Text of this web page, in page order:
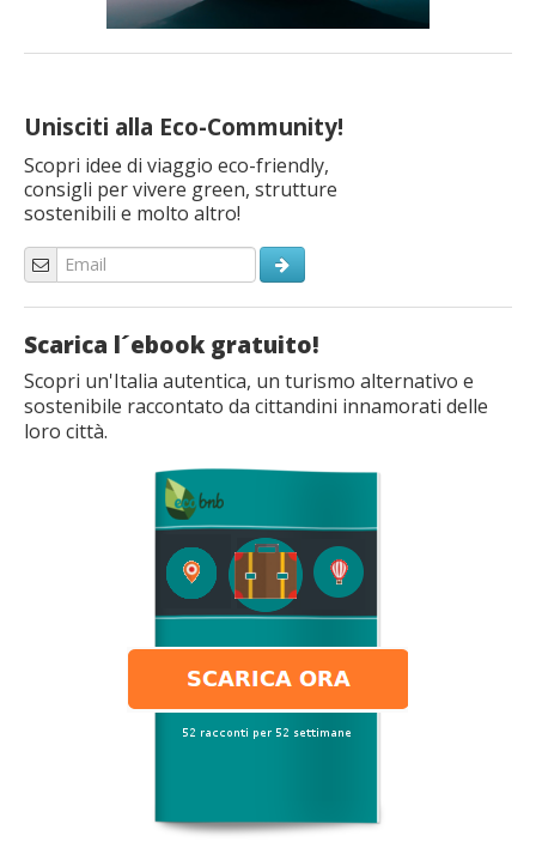
Unisciti alla Eco-Community!
Scopri idee di viaggio eco-friendly,
consigli per vivere green, strutture
sostenibili e molto altro!
Scarica l´ebook gratuito!
Scopri un'Italia autentica, un turismo alternativo e
sostenibile raccontato da cittandini innamorati delle
loro città.